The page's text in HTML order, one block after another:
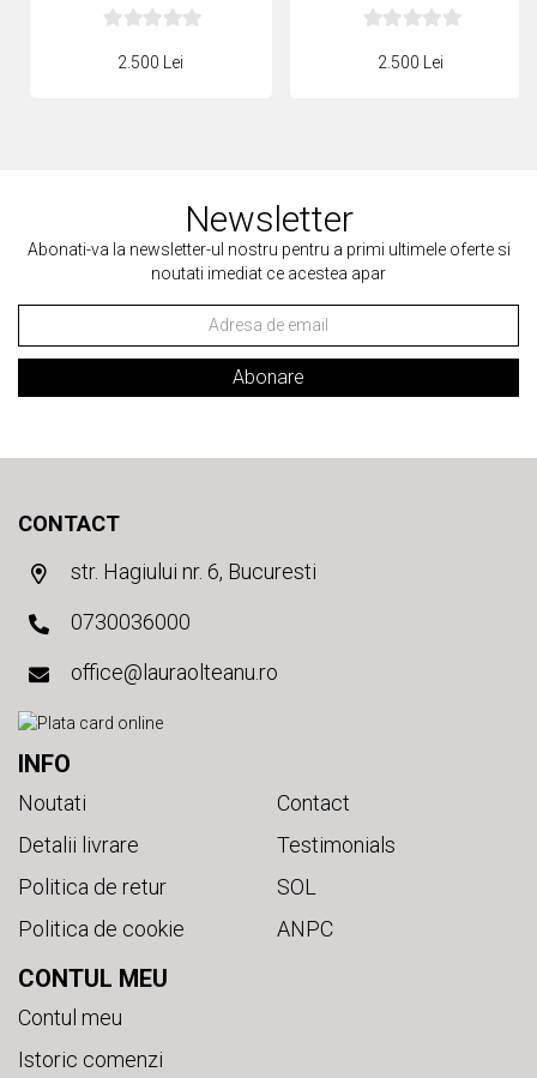
2.500 Lei 2.500 Lei
Newsletter
Abonati-va la newsletter-ul nostru pentru a primi ultimele oferte si
noutati imediat ce acestea apar
Abonare
CONTACT
str. Hagiului nr. 6, Bucuresti
0730036000
office@lauraolteanu.ro
INFO
Noutati
Detalii livrare
Politica de retur
Politica de cookie
Contact
Testimonials
SOL
ANPC
CONTUL MEU
Contul meu
Istoric comenzi